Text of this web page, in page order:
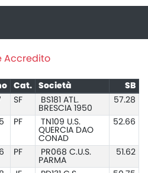
Accredito
Cat. Società
SB
SF
BS181 ATL.
BRESCIA 1950
57.28
PF
TN109 U.S.
QUERCIA DAO
CONAD
52.66
PF
PR068 C.U.S.
PARMA
51.62